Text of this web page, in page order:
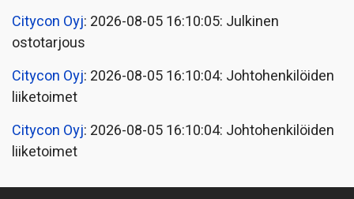
Citycon Oyj: 2026-08-05 16:10:05: Julkinen
ostotarjous
Citycon Oyj: 2026-08-05 16:10:04: Johtohenkilöiden
liiketoimet
Citycon Oyj: 2026-08-05 16:10:04: Johtohenkilöiden
liiketoimet